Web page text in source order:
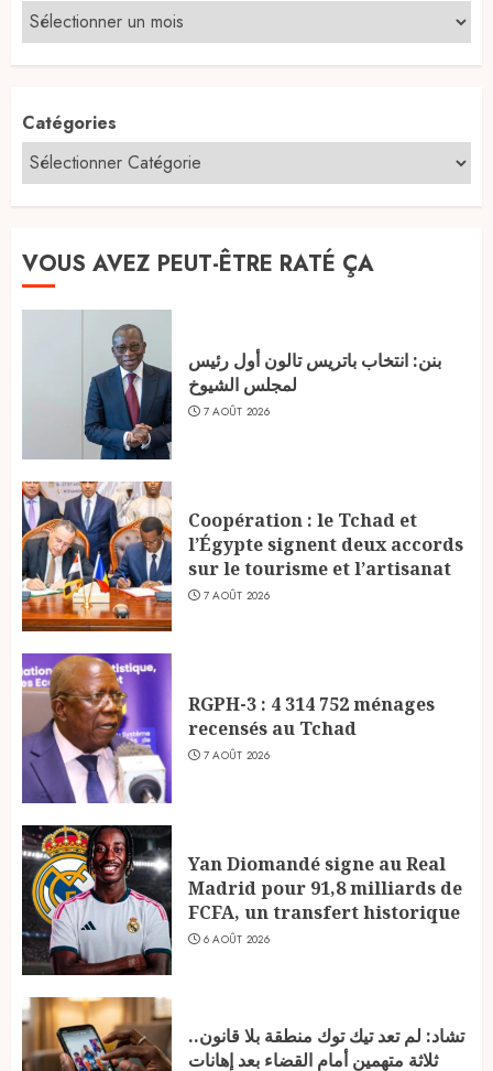
Catégories
VOUS AVEZ PEUT-ÊTRE RATÉ ÇA
بنن: انتخاب باتريس تالون أول رئيس
لمجلس الشيوخ
7 AOÛT 2026
Coopération : le Tchad et
l’Égypte signent deux accords
sur le tourisme et l’artisanat
7 AOÛT 2026
RGPH-3 : 4 314 752 ménages
recensés au Tchad
7 AOÛT 2026
Yan Diomandé signe au Real
Madrid pour 91,8 milliards de
FCFA, un transfert historique
6 AOÛT 2026
تشاد: لم تعد تيك توك منطقة بلا قانون..
ثلاثة متهمين أمام القضاء بعد إهانات